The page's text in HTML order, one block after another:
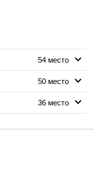
54 место
50 место
36 место